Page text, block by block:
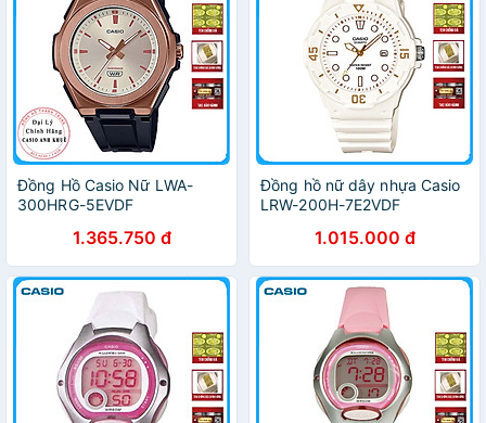
Đồng Hồ Casio Nữ LWA-
300HRG-5EVDF
1.365.750 đ
Đồng hồ nữ dây nhựa Casio
LRW-200H-7E2VDF
1.015.000 đ